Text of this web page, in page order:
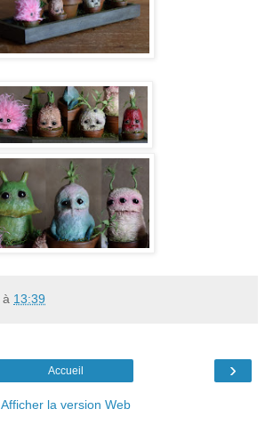
à 13:39
›
Accueil
Afficher la version Web